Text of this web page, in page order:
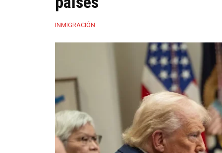
INMIGRACIÓN